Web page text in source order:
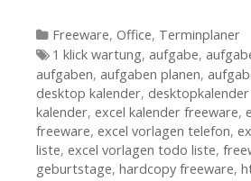
Kategorien
Freeware, Office, Terminplaner
Tags
1 klick wartung, aufgabe,
aufgaben, aufgaben planen,
desktop kalender,
kalender, excel kalender freeware,
freeware, excel vorlagen telefon,
liste, excel vorlagen todo liste,
geburtstage, hardcopy freeware,